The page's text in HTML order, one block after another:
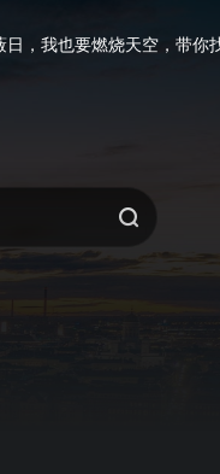
日，我也要燃烧天空，带你